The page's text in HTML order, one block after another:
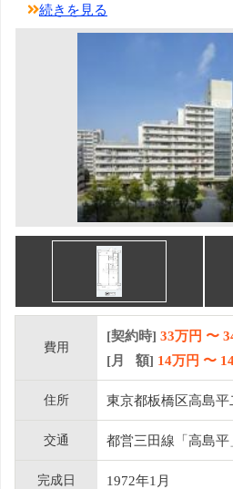
続きを見る
費用
[契約時] 33万円 〜
[月 額] 14万円 〜
住所 東京都板橋区高島
交通 都営三田線「高島
完成日 1972年1月